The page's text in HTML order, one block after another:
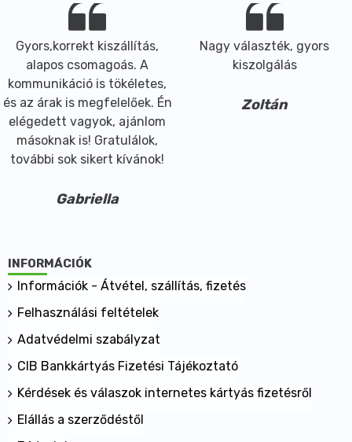
Gyors,korrekt kiszállítás,
alapos csomagoás. A
kommunikáció is tökéletes,
és az árak is megfelelőek. Én
elégedett vagyok, ajánlom
másoknak is! Gratulálok,
további sok sikert kívánok!
Gabriella
Nagy választék, gyors
kiszolgálás
Zoltán
INFORMÁCIÓK
Információk - Átvétel, szállítás, fizetés
Felhasználási feltételek
Adatvédelmi szabályzat
CIB Bankkártyás Fizetési Tájékoztató
Kérdések és válaszok internetes kártyás fizetésről
Elállás a szerződéstől